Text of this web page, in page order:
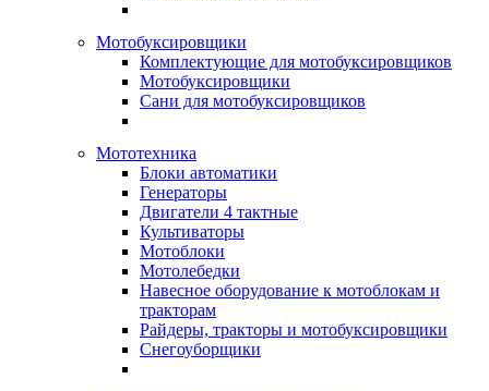
Мотобуксировщики
Комплектующие для мотобуксировщиков
Мотобуксировщики
Сани для мотобуксировщиков
Мототехника
Блоки автоматики
Генераторы
Двигатели 4 тактные
Культиваторы
Мотоблоки
Мотолебедки
Навесное оборудование к мотоблокам и
тракторам
Райдеры, тракторы и мотобуксировщики
Снегоуборщики